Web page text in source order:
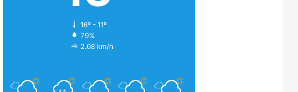
16º - 11º
79%
2.08 km/h